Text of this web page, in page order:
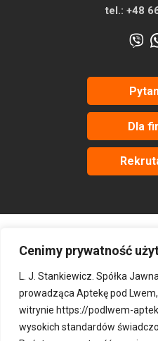
Cenimy prywatność
L. J. Stankiewicz. Spółka
prowadząca Aptekę pod
witrynie https://podlwem-
wysokich standardów
tel.: +48
Dla
‹